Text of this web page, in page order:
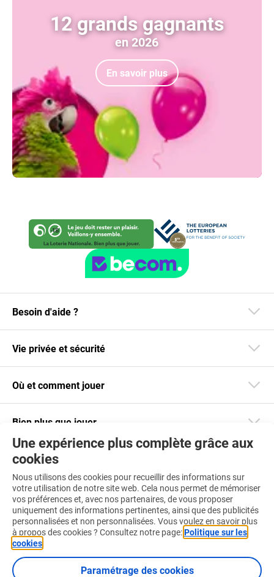
12 grands gagnants
en 2026
En savoir plus
Une expérience plus complète grâce aux
cookies
Nous utilisons des cookies pour recueillir des informations sur
votre utilisation de notre site web. Cela nous permet de mémoriser
vos préférences et, avec nos partenaires, de vous proposer
uniquement des informations pertinentes, ainsi que des publicités
personnalisées et non personnalisées. Vous voulez en savoir plus
à propos des cookies ? Consultez notre page:Politique sur les
cookies
Paramétrage des cookies
Besoin d'aide ?
Vie privée et sécurité
Où et comment jouer
Bien plus que jouer
Téléchargez notre app